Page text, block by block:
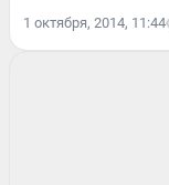
1 октября, 2014, 11:44